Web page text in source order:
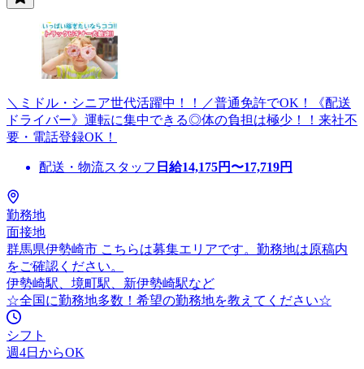
＼ミドル・シニア世代活躍中！！／普通免許でOK！《配送
ドライバー》運転に集中できる◎体の負担は極少！！来社不
要・電話登録OK！
配送・物流スタッフ 日給14,175円〜17,719円
勤務地
面接地
群馬県伊勢崎市 こちらは募集エリアです。勤務地は原稿内
をご確認ください。
伊勢崎駅、境町駅、新伊勢崎駅など
☆全国に勤務地多数！希望の勤務地を教えてください☆
シフト
週4日からOK